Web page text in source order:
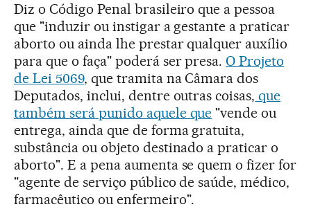
Diz o Código Penal brasileiro que a pessoa
que "induzir ou instigar a gestante a praticar
aborto ou ainda lhe prestar qualquer auxílio
para que o faça" poderá ser presa. O Projeto
de Lei 5069, que tramita na Câmara dos
Deputados, inclui, dentre outras coisas, que
também será punido aquele que "vende ou
entrega, ainda que de forma gratuita,
substância ou objeto destinado a praticar o
aborto". E a pena aumenta se quem o fizer for
"agente de serviço público de saúde, médico,
farmacêutico ou enfermeiro".